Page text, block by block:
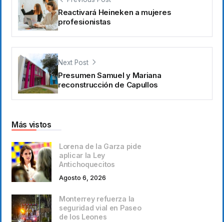
Reactivará Heineken a mujeres
profesionistas
Next Post
Presumen Samuel y Mariana
reconstrucción de Capullos
Más vistos
Lorena de la Garza pide
aplicar la Ley
Antichoquecitos
Agosto 6, 2026
Monterrey refuerza la
seguridad vial en Paseo
de los Leones